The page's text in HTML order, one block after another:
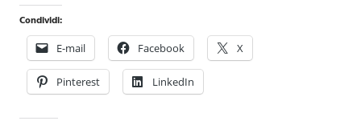
formato
monodose
nuova
confezione
migliorata
Condividi:
E-mail Facebook X
Pinterest LinkedIn